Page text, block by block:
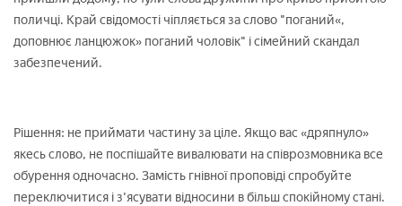
поличці. Край свідомості чіпляється за слово "поганий«,
доповнює ланцюжок» поганий чоловік" і сімейний скандал
забезпечений.
Рішення: не приймати частину за ціле. Якщо вас «дряпнуло»
якесь слово, не поспішайте вивалювати на співрозмовника все
обурення одночасно. Замість гнівної проповіді спробуйте
переключитися і з'ясувати відносини в більш спокійному стані.